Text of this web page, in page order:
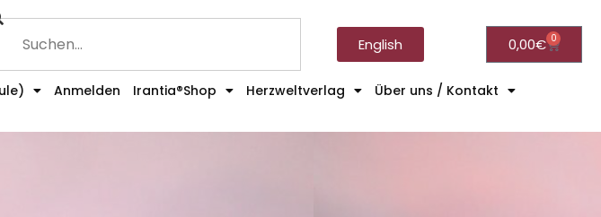
English 0,00€ 0
Anmelden Irantia®Shop Herzweltverlag
Über uns / Kontakt